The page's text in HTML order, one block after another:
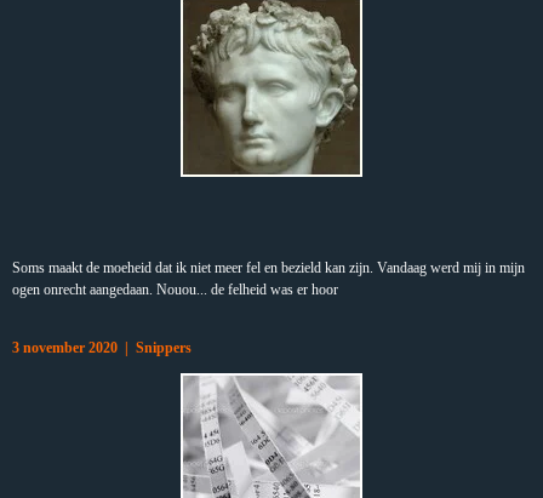
Soms maakt de moeheid dat ik niet meer fel en bezield kan zijn. Vandaag werd mij in mijn
ogen onrecht aangedaan. Nouou... de felheid was er hoor
3 november 2020 | Snippers